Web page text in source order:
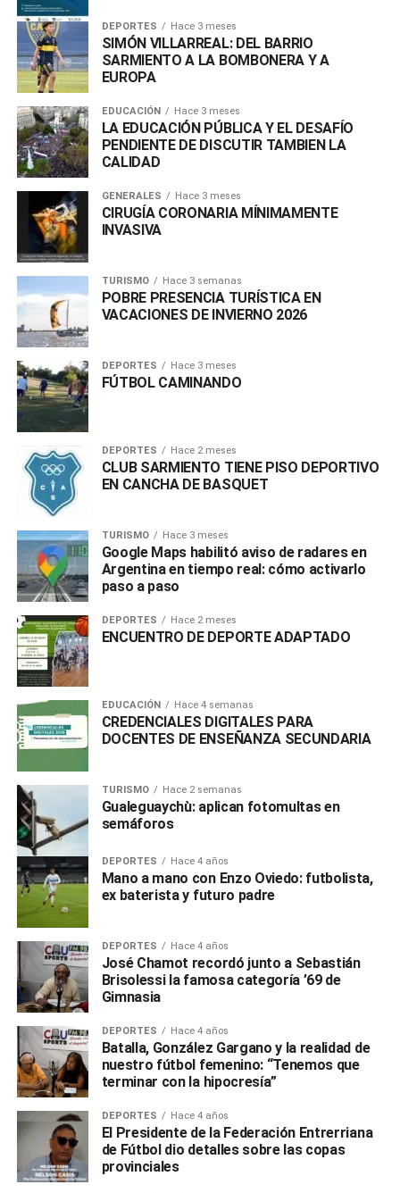
DEPORTES Hace 3 meses
SIMÓN VILLARREAL: DEL BARRIO
SARMIENTO A LA BOMBONERA Y A
EUROPA
EDUCACIÓN Hace 3 meses
LA EDUCACIÓN PÚBLICA Y EL DESAFÍO
PENDIENTE DE DISCUTIR TAMBIEN LA
CALIDAD
GENERALES Hace 3 meses
CIRUGÍA CORONARIA MÍNIMAMENTE
INVASIVA
TURISMO Hace 3 semanas
POBRE PRESENCIA TURÍSTICA EN
VACACIONES DE INVIERNO 2026
DEPORTES Hace 3 meses
FÚTBOL CAMINANDO
DEPORTES Hace 2 meses
CLUB SARMIENTO TIENE PISO DEPORTIVO
EN CANCHA DE BASQUET
TURISMO Hace 3 meses
Google Maps habilitó aviso de radares en
Argentina en tiempo real: cómo activarlo
paso a paso
DEPORTES Hace 2 meses
ENCUENTRO DE DEPORTE ADAPTADO
EDUCACIÓN Hace 4 semanas
CREDENCIALES DIGITALES PARA
DOCENTES DE ENSEÑANZA SECUNDARIA
TURISMO Hace 2 semanas
Gualeguaychù: aplican fotomultas en
semáforos
DEPORTES Hace 4 años
Mano a mano con Enzo Oviedo: futbolista,
ex baterista y futuro padre
DEPORTES Hace 4 años
José Chamot recordó junto a Sebastián
Brisolessi la famosa categoría ’69 de
Gimnasia
DEPORTES Hace 4 años
Batalla, González Gargano y la realidad de
nuestro fútbol femenino: “Tenemos que
terminar con la hipocresía”
DEPORTES Hace 4 años
El Presidente de la Federación Entrerriana
de Fútbol dio detalles sobre las copas
provinciales